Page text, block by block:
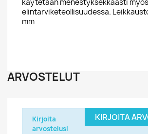
käytetään menestyksekkäästi myös
elintarviketeollisuudessa.
mm
ARVOSTELUT
KIRJOITA
Kirjoita
arvostelusi